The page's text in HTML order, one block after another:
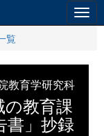
覧
教育学研究科
教育課
書」抄録